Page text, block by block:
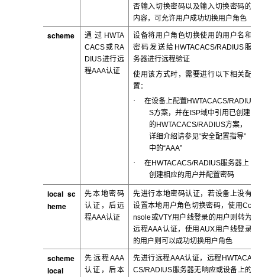
否输入切换密码以及输入切换密码的
内容，可允许用户成功切换用户角色
scheme
通过HWTA
CACS或RA
DIUS进行远
程AAA认证
设备将用户角色切换使用的用户名和
密码发送给HWTACACS/RADIUS服
务器进行远程验证
使用该方式时，需要进行以下相关配
置：
· 在设备上配置HWTACACS/RADIU
S方案，并在ISP域中引用已创建
的HWTACACS/RADIUS方案，
详细介绍请参见“安全配置指导”
中的“AAA”
· 在HWTACACS/RADIUS服务器上
创建相应的用户并配置密码
local sc
heme
先本地密码
认证，后远
程AAA认证
先进行本地密码认证，若设备上没有
设置本地用户角色切换密码，使用Co
nsole或VTY用户线登录的用户则转为
远程AAA认证，使用AUX用户线登录
的用户则可以成功切换用户角色
scheme
local
先远程AAA
认证，后本
先进行远程AAA认证，远程HWTACA
CS/RADIUS服务器无响应或设备上的